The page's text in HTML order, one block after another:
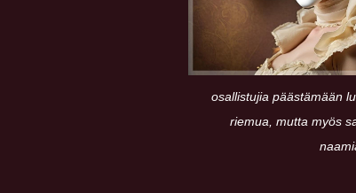
osallistujia päästämään
riemua, mutta myös